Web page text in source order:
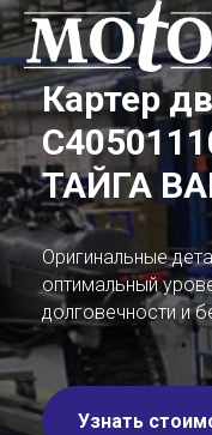
Картер
ТАЙГА
Оригинальные
оптимальный
долговечности и
Узнать